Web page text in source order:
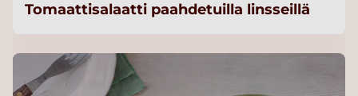
Tomaattisalaatti paahdetuilla linsseillä